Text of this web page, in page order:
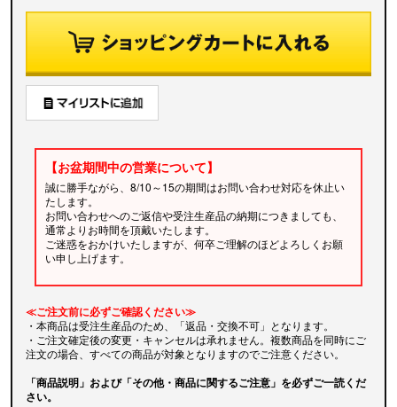
【お盆期間中の営業について】
誠に勝手ながら、8/10～15の期間はお問い合わせ対応を休止い
たします。
お問い合わせへのご返信や受注生産品の納期につきましても、
通常よりお時間を頂戴いたします。
ご迷惑をおかけいたしますが、何卒ご理解のほどよろしくお願
い申し上げます。
≪ご注文前に必ずご確認ください≫
・本商品は受注生産品のため、「返品・交換不可」となります。
・ご注文確定後の変更・キャンセルは承れません。複数商品を同時にご
注文の場合、すべての商品が対象となりますのでご注意ください。
「商品説明」および「その他・商品に関するご注意」を必ずご一読くだ
さい。